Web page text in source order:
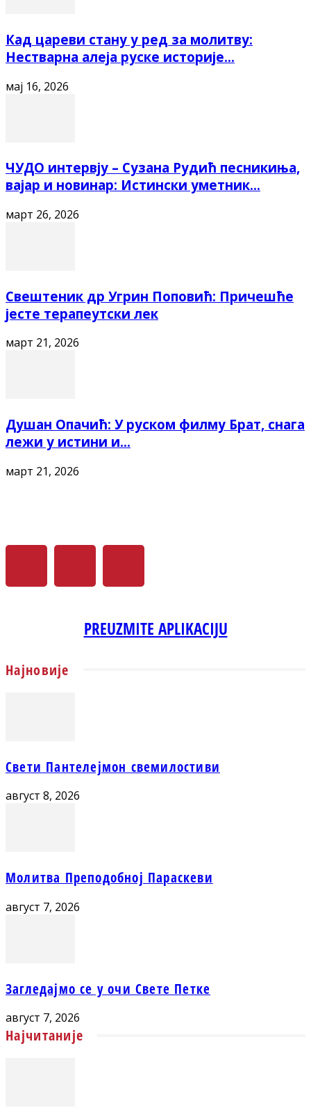
Кад цареви стану у ред за молитву:
Нестварна алеја руске историје...
мај 16, 2026
ЧУДО интервју – Сузана Рудић песникиња,
вајар и новинар: Истински уметник...
март 26, 2026
Свештеник др Угрин Поповић: Причешће
јесте терапеутски лек
март 21, 2026
Душан Опачић: У руском филму Брат, снага
лежи у истини и...
март 21, 2026
PREUZMITE APLIKACIJU
Најновије
Свети Пантелејмон свемилостиви
август 8, 2026
Молитва Преподобној Параскеви
август 7, 2026
Загледајмо се у очи Свете Петке
август 7, 2026
Најчитаније